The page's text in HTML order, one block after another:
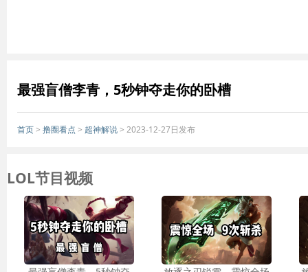
最强盲僧李青，5秒钟夺走你的卧槽
首页> 撸圈看点 > 超神解说> 2023-12-27日发布
LOL节目视频